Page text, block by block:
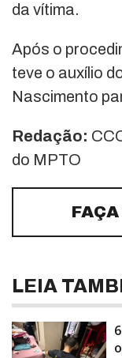
da vítima.
Após o
teve o auxílio
Nascimento
Redação:
do MPTO
LEIA